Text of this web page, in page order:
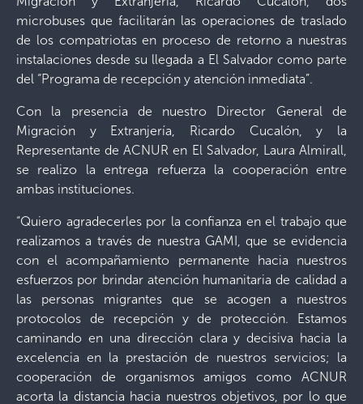
microbuses que facilitarán las operaciones de traslado
de los compatriotas en proceso de retorno a nuestras
instalaciones desde su llegada a El Salvador como parte
del “Programa de recepción y atención inmediata”.
Con la presencia de nuestro Director General de
Migración y Extranjería, Ricardo Cucalón, y la
Representante de ACNUR en El Salvador, Laura Almirall,
se realizo la entrega refuerza la cooperación entre
ambas instituciones.
“Quiero agradecerles por la confianza en el trabajo que
realizamos a través de nuestra GAMI, que se evidencia
con el acompañamiento permanente hacia nuestros
esfuerzos por brindar atención humanitaria de calidad a
las personas migrantes que se acogen a nuestros
protocolos de recepción y de protección. Estamos
caminando en una dirección clara y decisiva hacia la
excelencia en la prestación de nuestros servicios; la
cooperación de organismos amigos como ACNUR
acorta la distancia hacia nuestros objetivos, por lo que